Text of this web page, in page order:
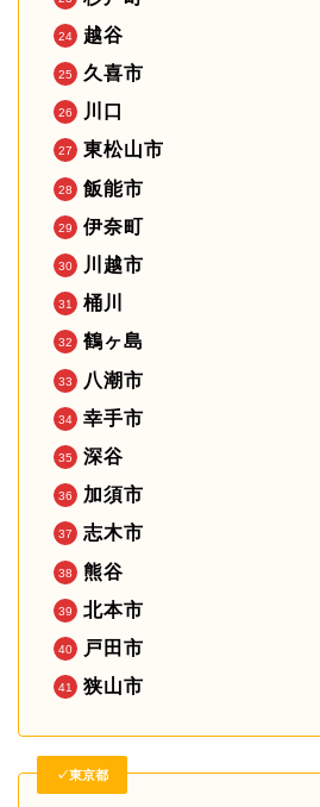
越谷
久喜市
川口
東松山市
飯能市
伊奈町
川越市
桶川
鶴ヶ島
八潮市
幸手市
深谷
加須市
志木市
熊谷
北本市
戸田市
狭山市
✓東京都